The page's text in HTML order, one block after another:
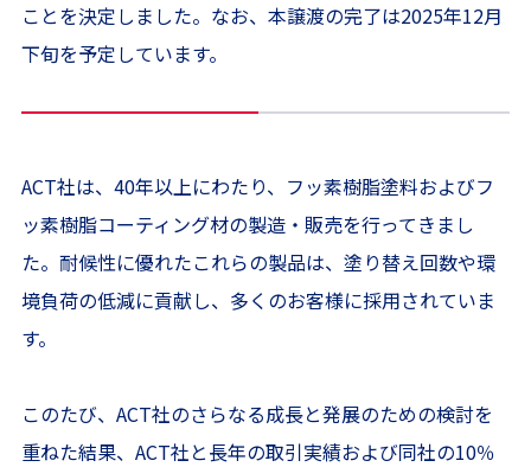
ことを決定しました。なお、本譲渡の完了は2025年12月
下旬を予定しています。
ACT社は、40年以上にわたり、フッ素樹脂塗料およびフ
ッ素樹脂コーティング材の製造・販売を行ってきまし
た。耐候性に優れたこれらの製品は、塗り替え回数や環
境負荷の低減に貢献し、多くのお客様に採用されていま
す。
このたび、ACT社のさらなる成長と発展のための検討を
重ねた結果、ACT社と長年の取引実績および同社の10％